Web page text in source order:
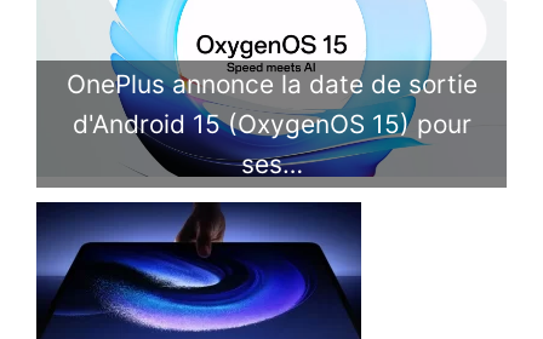
OnePlus annonce la date de sortie
d'Android 15 (OxygenOS 15) pour
ses…